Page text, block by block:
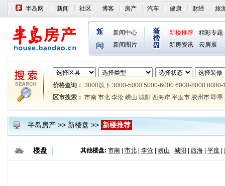
半岛网 新闻 社区 博客 房产 汽车 健康 财经 旅
新闻中心
新闻图片
新楼推荐
精彩专题
新房资讯
云房展
价格查询： 3000以下 3000-5000 5000-6000 6000-8000 8000-
区市搜索： 市南 市北 李沧 崂山 城阳 西海岸 平度市 胶州市 即墨
半岛房产 >> 新楼盘 >> 新楼推荐
楼盘 其他楼盘: 市南 市北 李沧 崂山 城阳 西海 平度